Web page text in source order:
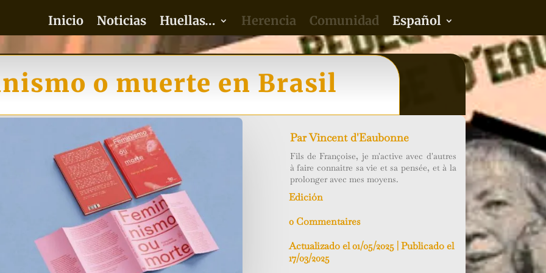
Inicio Noticias Huellas… Herencia Comunidad Español
o muerte en Brasil
ParVincent d'Eaubonne
Fils de Françoise, je m'active avec d'autres
à faire connaitre sa vie et sa pensée, et à la
prolonger avec mes moyens.
Edición
0 Commentaires
Actualizado el 01/05/2025 | Publicado el
17/03/2025